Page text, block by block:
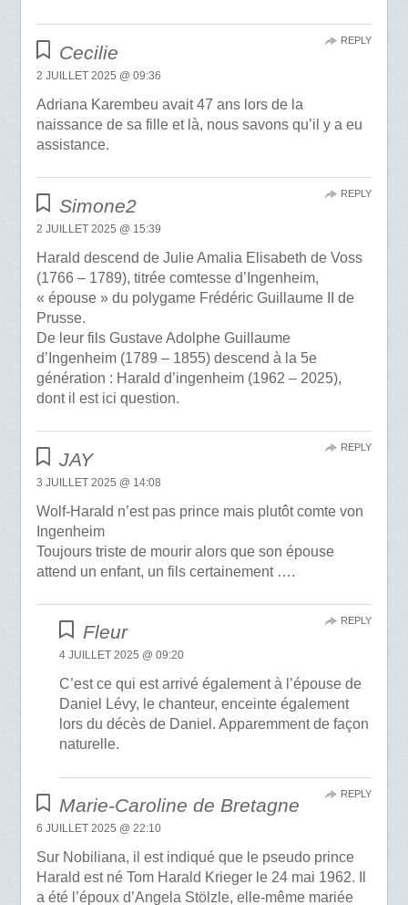
Cecilie
2 JUILLET 2025 @ 09:36
Adriana Karembeu avait 47 ans lors de la
naissance de sa fille et là, nous savons qu’il y a eu
assistance.
REPLY
Simone2
2 JUILLET 2025 @ 15:39
Harald descend de Julie Amalia Elisabeth de Voss
(1766 – 1789), titrée comtesse d’Ingenheim,
« épouse » du polygame Frédéric Guillaume II de
Prusse.
De leur fils Gustave Adolphe Guillaume
d’Ingenheim (1789 – 1855) descend à la 5e
génération : Harald d’ingenheim (1962 – 2025),
dont il est ici question.
REPLY
JAY
3 JUILLET 2025 @ 14:08
Wolf-Harald n’est pas prince mais plutôt comte von
Ingenheim
Toujours triste de mourir alors que son épouse
attend un enfant, un fils certainement ….
REPLY
Fleur
4 JUILLET 2025 @ 09:20
C’est ce qui est arrivé également à l’épouse de
Daniel Lévy, le chanteur, enceinte également
lors du décès de Daniel. Apparemment de façon
naturelle.
REPLY
Marie-Caroline de Bretagne
6 JUILLET 2025 @ 22:10
Sur Nobiliana, il est indiqué que le pseudo prince
Harald est né Tom Harald Krieger le 24 mai 1962. Il
a été l’époux d’Angela Stölzle, elle-même mariée
REPLY